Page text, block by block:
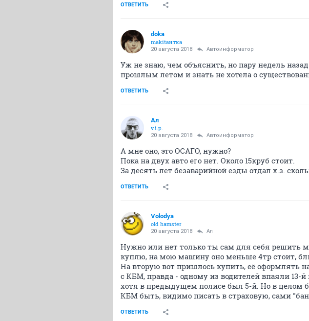
ОТВЕТИТЬ
doka
makitaнтка
20 августа 2018 Автоинформатор
Уж не знаю, чем объяснить, но пару недель
прошлым летом и знать не хотела о
ОТВЕТИТЬ
Ал
v.i.p.
20 августа 2018 Автоинформатор
А мне оно, это ОСАГО, нужно?
Пока на двух авто его нет. Около 15круб стоит.
За десять лет безаварийной езды отдал х.з.
ОТВЕТИТЬ
Volodya
old hamster
20 августа 2018 Ал
Нужно или нет только ты сам для себя решить
куплю, на мою машину оно меньше 4тр стоит,
На вторую вот пришлось купить, её оформлять
с КБМ, правда - одному из водителей впаяли 13-
хотя в предыдущем полисе был 5-й. Но в целом
КБМ быть, видимо писать в страховую, сами
ОТВЕТИТЬ